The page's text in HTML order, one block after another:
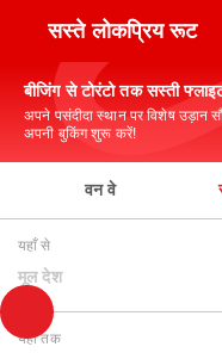
सस्ते लोकप्रिय रूट
बीजिंग से टोरंटो तक सस्ती
अपने पसंदीदा स्थान पर विशेष उड़ान
अपनी बुकिंग शुरू करें!
वन वे
यहाँ से
मूल देश
यहाँ तक